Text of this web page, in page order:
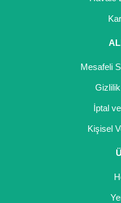
Mesafeli
İptal
Kişisel